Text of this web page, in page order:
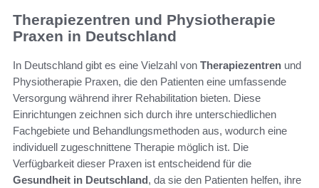
Therapiezentren und Physiotherapie
Praxen in Deutschland
In Deutschland gibt es eine Vielzahl von Therapiezentren und
Physiotherapie Praxen, die den Patienten eine umfassende
Versorgung während ihrer Rehabilitation bieten. Diese
Einrichtungen zeichnen sich durch ihre unterschiedlichen
Fachgebiete und Behandlungsmethoden aus, wodurch eine
individuell zugeschnittene Therapie möglich ist. Die
Verfügbarkeit dieser Praxen ist entscheidend für die
Gesundheit in Deutschland, da sie den Patienten helfen, ihre